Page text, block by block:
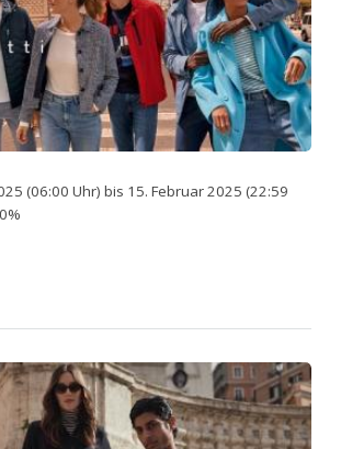
(06:00 Uhr) bis 15. Februar 2025 (22:59